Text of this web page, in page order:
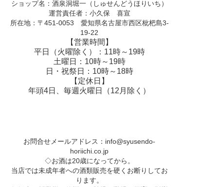
ショップ名：酒泉洞堀一（しゅせんどうほりいち）
運営責任者：小久保 喜宣
所在地：〒451-0053 愛知県名古屋市西区枇杷島3-
19-22
【営業時間】
平日（火曜除く）：11時～19時
土曜日：10時～19時
日・祝祭日：10時～18時
【定休日】
年頭4日、毎週火曜日（12月除く）
お問合せメールアドレス： info@syusendo-
horiichi.co.jp
◇お酒は20歳になってから。
当店では未成年者への酒類販売を硬くお断りしてお
ります。